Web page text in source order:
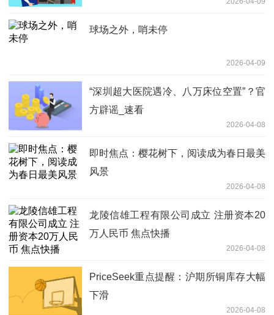
球场之外，哨未停
2026-04-09
“深圳超大医院遇冷、八万床位空置”？官
方辟谣_速看
2026-04-08
即时焦点：樱花树下，阅读成为春日最美
风景
2026-04-08
龙陵信雄工程有限公司成立 注册资本20
万人民币 焦点快播
2026-04-08
PriceSeek重点提醒：沪期所铜库存大幅
下滑
2026-04-08